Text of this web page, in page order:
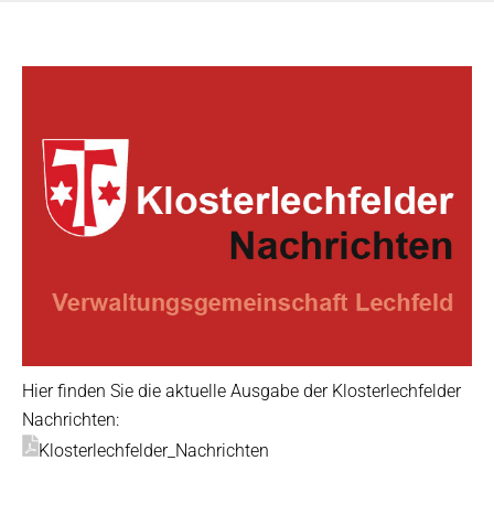
Hier finden Sie die aktuelle Ausgabe der Klosterlechfelder
Nachrichten:
Klosterlechfelder_Nachrichten